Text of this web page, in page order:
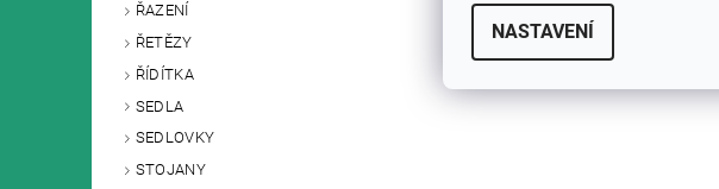
ŘAZENÍ
ŘETĚZY
ŘÍDÍTKA
SEDLA
SEDLOVKY
STOJANY
NASTAVENÍ